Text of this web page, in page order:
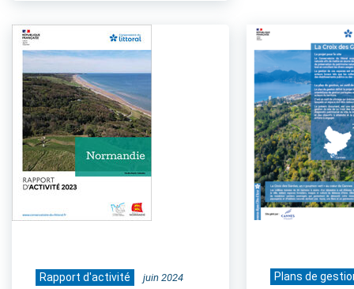
Rapport d'activité juin 2024 Plans de